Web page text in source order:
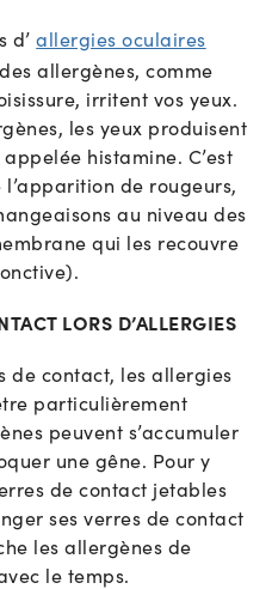
d’allergies oculaires
allergènes, comme
irritent vos yeux.
les yeux produisent
histamine. C’est
de rougeurs,
au niveau des
qui les recouvre
LORS D’ALLERGIES
de contact, les allergies
particulièrement
peuvent s’accumuler
une gêne. Pour y
de contact jetables
ses verres de contact
les allergènes de
le temps.